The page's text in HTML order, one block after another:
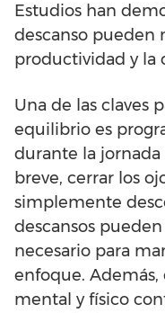
Estudios han
descanso pueden
productividad y la
Una de las claves
equilibrio es
durante la jornada
breve, cerrar los
simplemente
descansos
necesario para
enfoque.
mental y físico